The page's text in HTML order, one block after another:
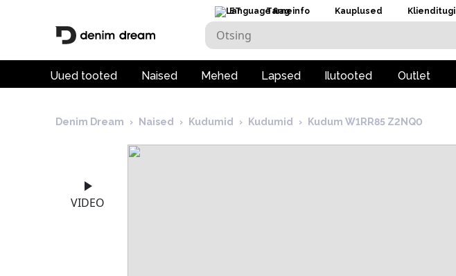
ET Tarneinfo Kauplused Klienditugi
Uued tooted Naised Mehed Lapsed Ilutooted Outlet
Denim Dream › Naised › Kudumid › Kudumid › Kudum W1RR85 Z2NQ0
VIDEO